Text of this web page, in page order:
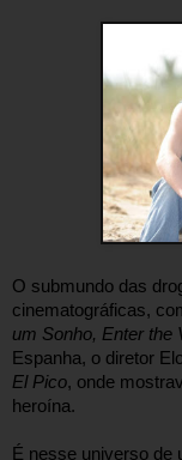
O submundo das
cinematográficas,
um Sonho, Enter the
El Pico, onde
heroína.
É nesse universo de